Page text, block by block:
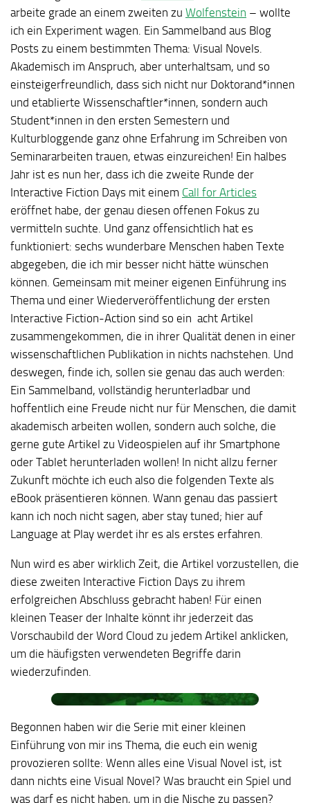
arbeite grade an einem zweiten zu Wolfenstein – wollte
ich ein Experiment wagen. Ein Sammelband aus Blog
Posts zu einem bestimmten Thema: Visual Novels.
Akademisch im Anspruch, aber unterhaltsam, und so
einsteigerfreundlich, dass sich nicht nur Doktorand*innen
und etablierte Wissenschaftler*innen, sondern auch
Student*innen in den ersten Semestern und
Kulturbloggende ganz ohne Erfahrung im Schreiben von
Seminararbeiten trauen, etwas einzureichen! Ein halbes
Jahr ist es nun her, dass ich die zweite Runde der
Interactive Fiction Days mit einem Call for Articles
eröffnet habe, der genau diesen offenen Fokus zu
vermitteln suchte. Und ganz offensichtlich hat es
funktioniert: sechs wunderbare Menschen haben Texte
abgegeben, die ich mir besser nicht hätte wünschen
können. Gemeinsam mit meiner eigenen Einführung ins
Thema und einer Wiederveröffentlichung der ersten
Interactive Fiction-Action sind so ein acht Artikel
zusammengekommen, die in ihrer Qualität denen in einer
wissenschaftlichen Publikation in nichts nachstehen. Und
deswegen, finde ich, sollen sie genau das auch werden:
Ein Sammelband, vollständig herunterladbar und
hoffentlich eine Freude nicht nur für Menschen, die damit
akademisch arbeiten wollen, sondern auch solche, die
gerne gute Artikel zu Videospielen auf ihr Smartphone
oder Tablet herunterladen wollen! In nicht allzu ferner
Zukunft möchte ich euch also die folgenden Texte als
eBook präsentieren können. Wann genau das passiert
kann ich noch nicht sagen, aber stay tuned; hier auf
Language at Play werdet ihr es als erstes erfahren.
Nun wird es aber wirklich Zeit, die Artikel vorzustellen, die
diese zweiten Interactive Fiction Days zu ihrem
erfolgreichen Abschluss gebracht haben! Für einen
kleinen Teaser der Inhalte könnt ihr jederzeit das
Vorschaubild der Word Cloud zu jedem Artikel anklicken,
um die häufigsten verwendeten Begriffe darin
wiederzufinden.
Begonnen haben wir die Serie mit einer kleinen
Einführung von mir ins Thema, die euch ein wenig
provozieren sollte: Wenn alles eine Visual Novel ist, ist
dann nichts eine Visual Novel? Was braucht ein Spiel und
was darf es nicht haben, um in die Nische zu passen?